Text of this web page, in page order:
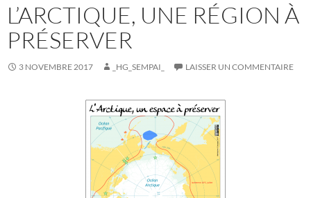
L’ARCTIQUE, UNE RÉGION À
PRÉSERVER
3 NOVEMBRE 2017 _HG_SEMPAI_ LAISSER UN COMMENTAIRE